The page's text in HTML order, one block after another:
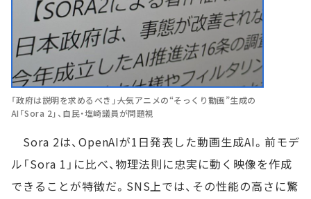
「政府は説明を求めるべき」――人気アニメの“そっくり動画”生成の
AI「Sora 2」、自民・塩崎議員が問題視
Sora 2は、OpenAIが1日発表した動画生成AI。前モデ
ル「Sora 1」に比べ、物理法則に忠実に動く映像を作成
できることが特徴だ。SNS上では、その性能の高さに驚